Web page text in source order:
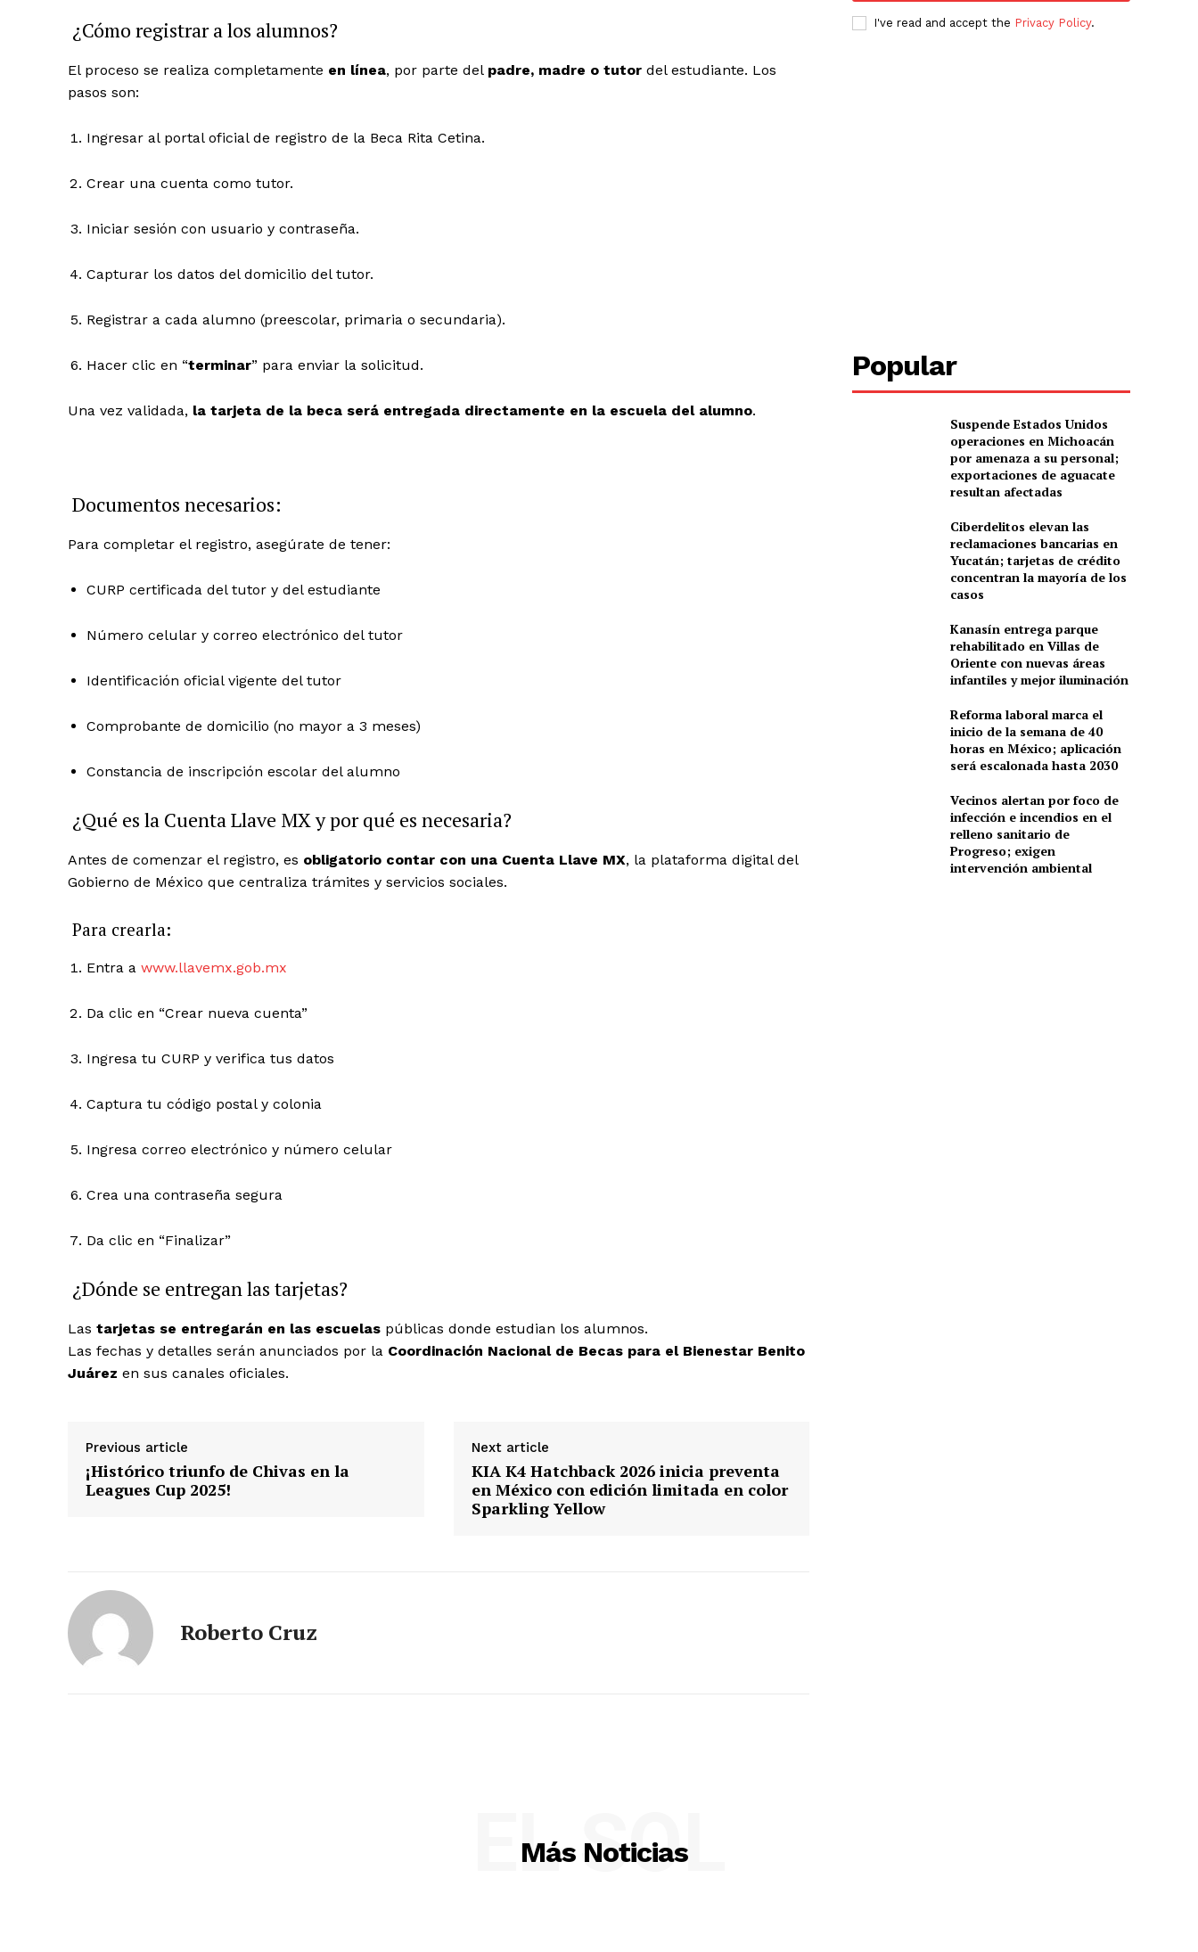
Yucatán
SUBSCRIBE NOW
¿Cómo registrar a los alumnos?
El proceso se realiza completamente en línea, por parte del padre, madre o tutor del estudiante. Los
pasos son:
Ingresar al portal oficial de registro de la Beca Rita Cetina.
Crear una cuenta como tutor.
Iniciar sesión con usuario y contraseña.
Capturar los datos del domicilio del tutor.
Registrar a cada alumno (preescolar, primaria o secundaria).
Hacer clic en “terminar” para enviar la solicitud.
Una vez validada, la tarjeta de la beca será entregada directamente en la escuela del alumno.
Documentos necesarios:
Para completar el registro, asegúrate de tener:
CURP certificada del tutor y del estudiante
Número celular y correo electrónico del tutor
Identificación oficial vigente del tutor
Comprobante de domicilio (no mayor a 3 meses)
Constancia de inscripción escolar del alumno
¿Qué es la Cuenta Llave MX y por qué es necesaria?
Antes de comenzar el registro, es obligatorio contar con una Cuenta Llave MX, la plataforma digital del
Gobierno de México que centraliza trámites y servicios sociales.
Para crearla:
Entra a www.llavemx.gob.mx
Da clic en “Crear nueva cuenta”
Ingresa tu CURP y verifica tus datos
Captura tu código postal y colonia
Ingresa correo electrónico y número celular
Crea una contraseña segura
Da clic en “Finalizar”
¿Dónde se entregan las tarjetas?
Las tarjetas se entregarán en las escuelas públicas donde estudian los alumnos.
Las fechas y detalles serán anunciados por la Coordinación Nacional de Becas para el Bienestar Benito
Juárez en sus canales oficiales.
Previous article
¡Histórico triunfo de Chivas en la
Leagues Cup 2025!
Next article
KIA K4 Hatchback 2026 inicia preventa
en México con edición limitada en color
Sparkling Yellow
Roberto Cruz
I've read and accept the Privacy Policy.
Popular
Suspende Estados Unidos
operaciones en Michoacán
por amenaza a su personal;
exportaciones de aguacate
resultan afectadas
Ciberdelitos elevan las
reclamaciones bancarias en
Yucatán; tarjetas de crédito
concentran la mayoría de los
casos
Kanasín entrega parque
rehabilitado en Villas de
Oriente con nuevas áreas
infantiles y mejor iluminación
Reforma laboral marca el
inicio de la semana de 40
horas en México; aplicación
será escalonada hasta 2030
Vecinos alertan por foco de
infección e incendios en el
relleno sanitario de
Progreso; exigen
intervención ambiental
Más Noticias
EL SOL